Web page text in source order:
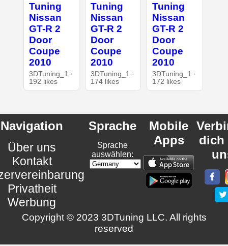
Tuning
Nissan
GT-R 2
Door
Coupe
2010
3DTuning_1 ·
192 likes
Tuning
Nissan
GT-R 2
Door
Coupe
2010
3DTuning_1 ·
174 likes
Tuning
Nissan
GT-R 2
Door
Coupe
2010
3DTuning_1 ·
172 likes
Navigation
Über uns
Kontakt
Privatheit
Werbung
Sprache
Sprache
auswählen:
Mobile
Apps
dich
Copyright © 2023 3DTuning LLC. All rights
reserved